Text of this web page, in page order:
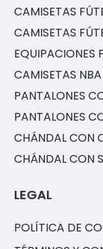
CAMISETAS
CAMISETAS
EQUIPACIONES
CAMISETAS NBA
PANTALONES
PANTALONES
CHÁNDAL CON
CHÁNDAL CON
LEGAL
POLÍTICA DE